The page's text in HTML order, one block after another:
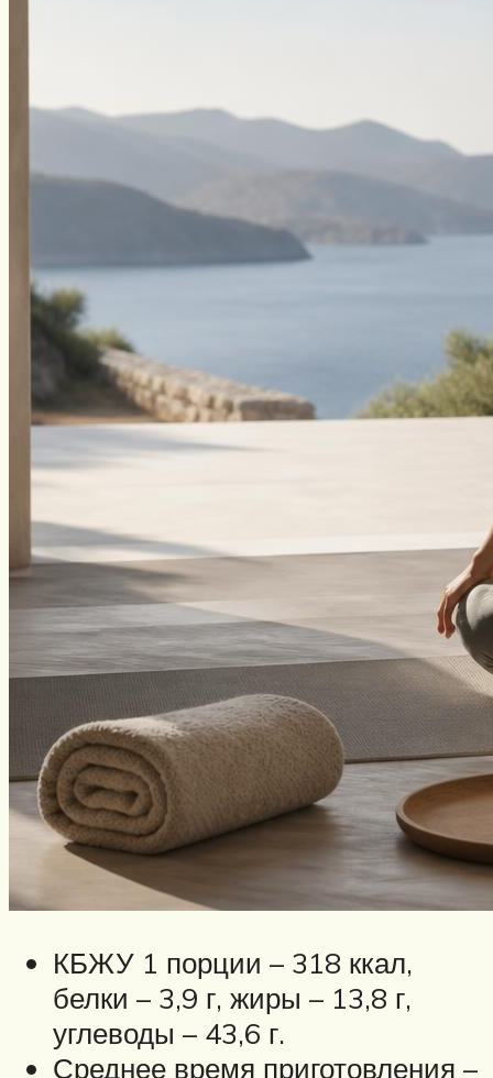
КБЖУ 1 порции – 318 ккал,
белки – 3,9 г, жиры – 13,8 г,
углеводы – 43,6 г.
Среднее время приготовления –